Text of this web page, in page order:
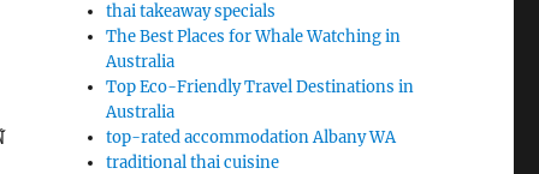
thai takeaway specials
The Best Places for Whale Watching in
Australia
Top Eco-Friendly Travel Destinations in
Australia
top-rated accommodation Albany WA
traditional thai cuisine